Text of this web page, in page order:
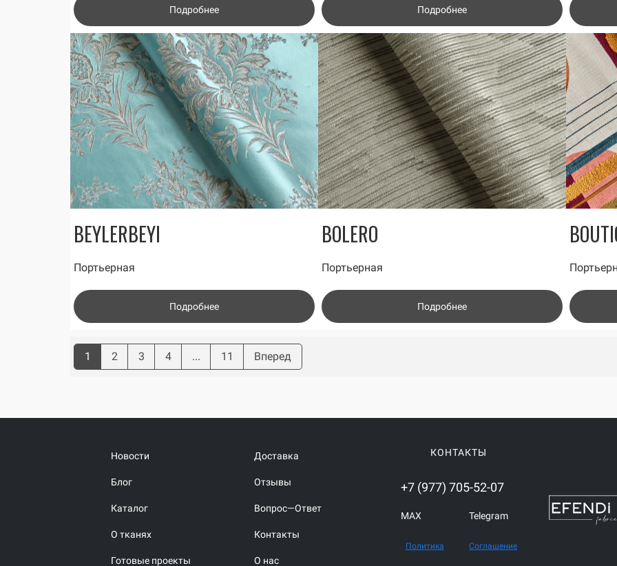
Подробнее Подробнее
BEYLERBEYI
Портьерная
Подробнее
BOLERO
Портьерная
Подробнее
1 2 3 4 ... 11 Вперед
Новости
Блог
Каталог
О тканях
Готовые проекты
Доставка
Отзывы
Вопрос—Ответ
Контакты
О нас
КОНТАКТЫ
+7 (977) 705-52-07
MAX Telegram
Политика Соглашение